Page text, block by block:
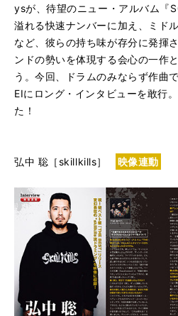
ysが、待望のニュー・アルバム『
溢れる快速ナンバーに加え、ミド
など、彼らの持ち味が存分に発揮
ンドの勢いを体現する会心の一作
う。今回、ドラムのみならず作曲
EIにロング・インタビューを敢行
た！
弘中 聡［skillkills］ 映像連動